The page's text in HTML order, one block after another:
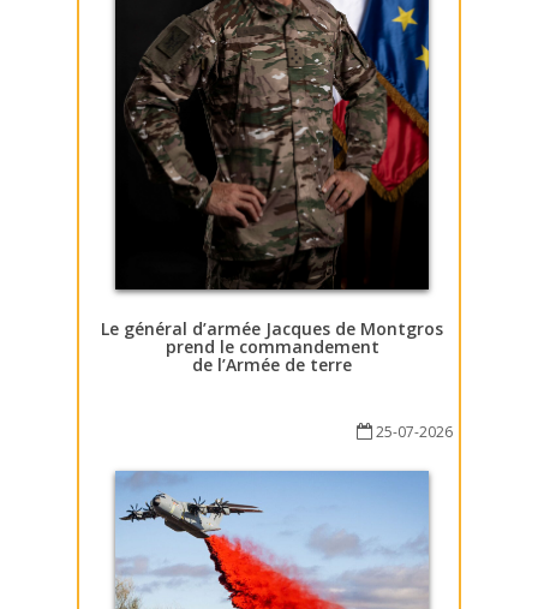
Le général d’armée Jacques de Montgros
prend le commandement
de l’Armée de terre
25-07-2026